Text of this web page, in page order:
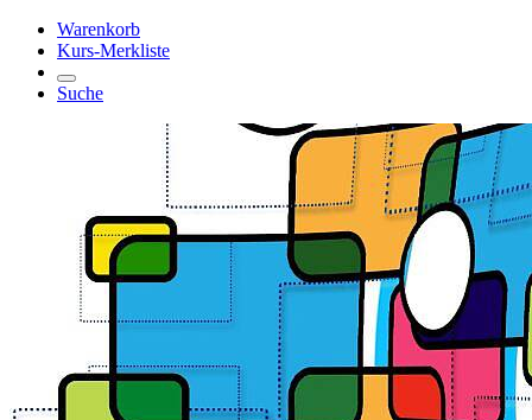
Warenkorb
Kurs-Merkliste
Suche